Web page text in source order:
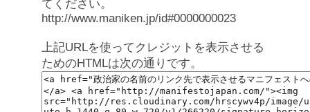
てください。
http://www.maniken.jp/id#0000000023
上記URLを使ってクレジットを表示させる
ためのHTMLは次の通りです。